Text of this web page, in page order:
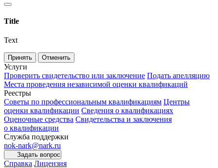
Title
Text
Принять Отменить
Услуги
Проверить свидетельство или заключение Подать апелляцию
Места проведения независимой оценки квалификаций
Реестры
Советы по профессиональным квалификациям Центры
оценки квалификации Сведения о квалификациях
Оценочные средства Свидетельства и заключения
о квалификации
Служба поддержки
nok-nark@nark.ru
Задать вопрос
Справка Лицензия